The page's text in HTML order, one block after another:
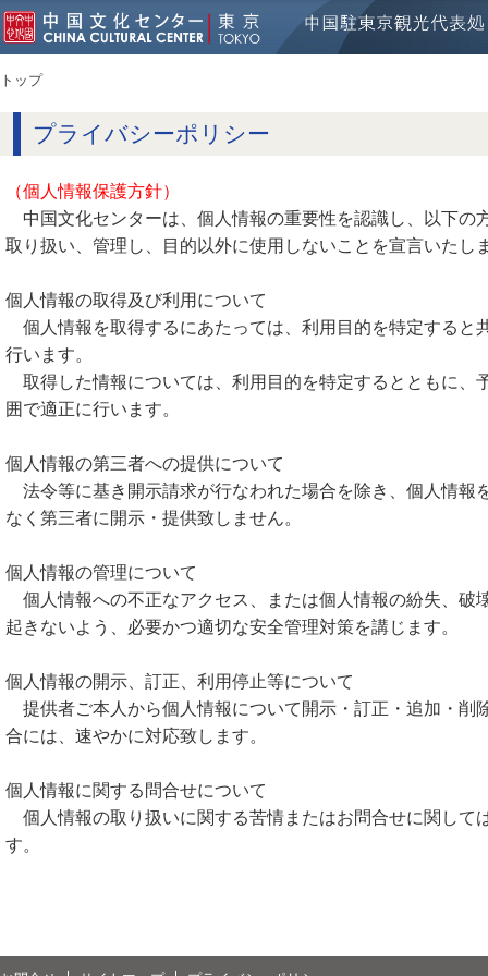
トップ
プライバシーポリシー
（個人情報保護方針）
中国文化センターは、個人情報の重要性を認識し、以下の
取り扱い、管理し、目的以外に使用しないことを宣言いたし
個人情報の取得及び利用について
個人情報を取得するにあたっては、利用目的を特定すると
行います。
取得した情報については、利用目的を特定するとともに、
囲で適正に行います。
個人情報の第三者への提供について
法令等に基き開示請求が行なわれた場合を除き、個人情報
なく第三者に開示・提供致しません。
個人情報の管理について
個人情報への不正なアクセス、または個人情報の紛失、破
起きないよう、必要かつ適切な安全管理対策を講じます。
個人情報の開示、訂正、利用停止等について
提供者ご本人から個人情報について開示・訂正・追加・削
合には、速やかに対応致します。
個人情報に関する問合せについて
個人情報の取り扱いに関する苦情またはお問合せに関して
す。